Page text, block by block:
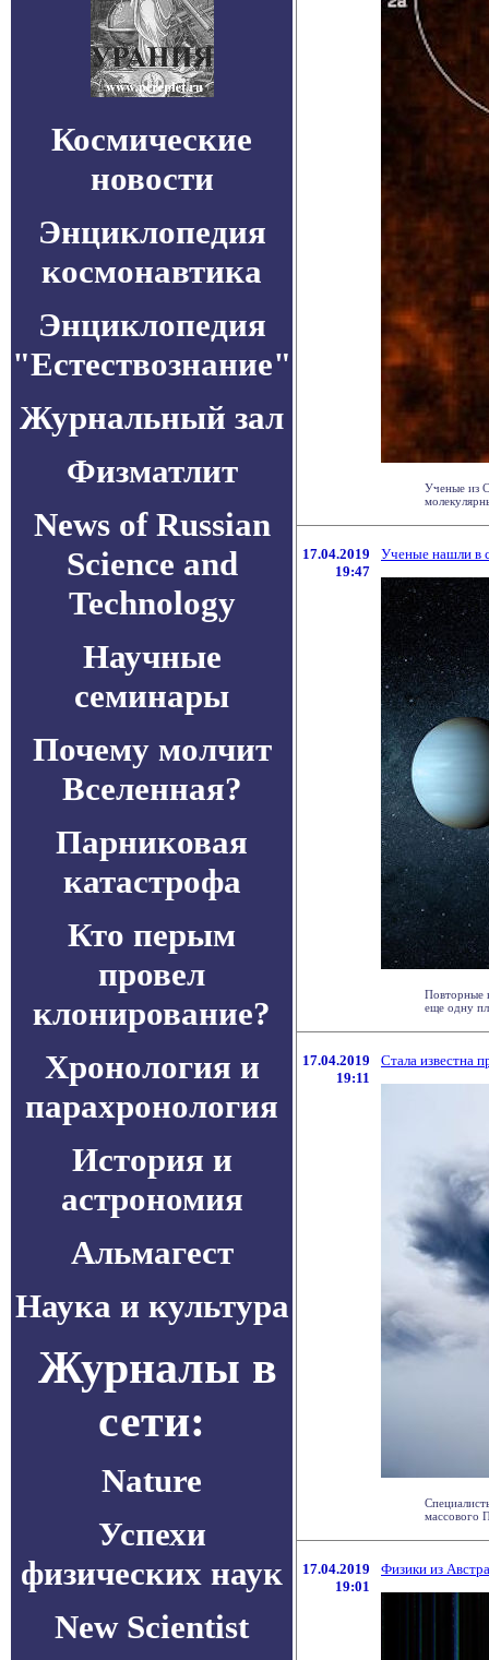
Космические
новости
Энциклопедия
космонавтика
Энциклопедия
"Естествознание"
Журнальный зал
Физматлит
News of Russian
Science and
Technology
Научные
семинары
Почему молчит
Вселенная?
Парниковая
катастрофа
Кто перым
провел
клонирование?
Хронология и
парахронология
История и
астрономия
Альмагест
Наука и культура
Журналы в
сети:
Nature
Успехи
физических наук
New Scientist
Ученые из
17.04.2019
19:47
Ученые нашли в
Повторные
еще одну
17.04.2019
19:11
Стала известна
массового
17.04.2019
19:01
Физики из